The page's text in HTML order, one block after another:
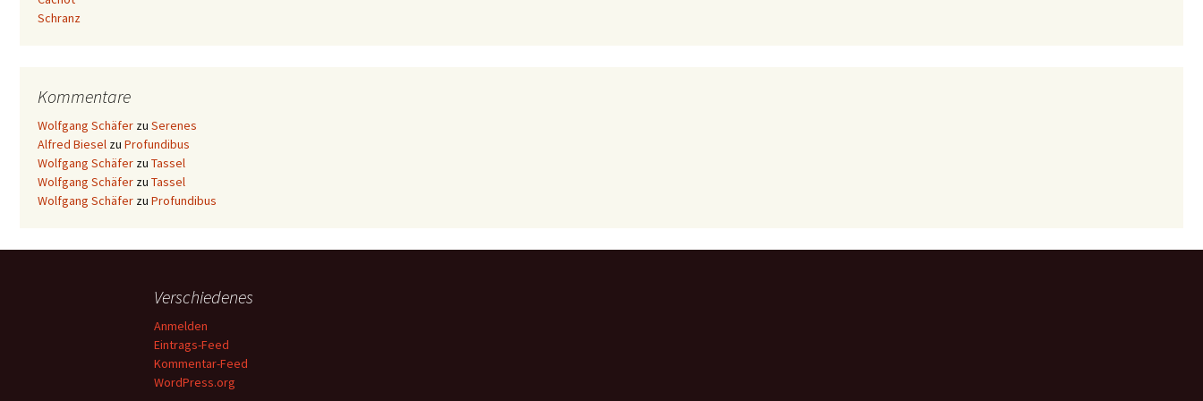
Schranz
Kommentare
Wolfgang Schäfer zu Serenes
Alfred Biesel zu Profundibus
Wolfgang Schäfer zu Tassel
Wolfgang Schäfer zu Tassel
Wolfgang Schäfer zu Profundibus
Verschiedenes
Anmelden
Eintrags-Feed
Kommentar-Feed
WordPress.org